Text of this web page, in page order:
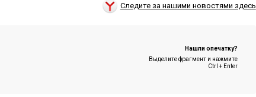
Следите за нашими новостями здесь
Нашли опечатку?
Выделите фрагмент и нажмите
Ctrl + Enter